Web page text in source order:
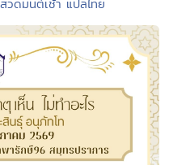
ดมนต์เช้า แปลไทย